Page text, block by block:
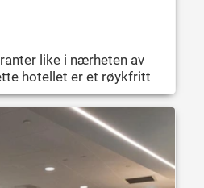
like i nærheten av
hotellet er et røykfritt